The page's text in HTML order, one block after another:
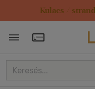
Kulacs /
Törzsvásárlói